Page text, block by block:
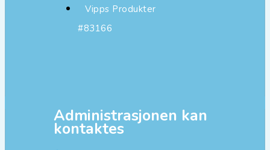
Vipps Produkter
#83166
Administrasjonen kan
kontaktes